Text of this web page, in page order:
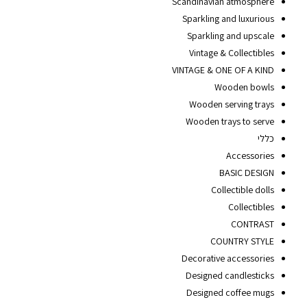
Sparkling and luxurious
Sparkling and upscale
Vintage & Collectibles
VINTAGE & ONE OF A KIND
Wooden bowls
Wooden serving trays
Wooden trays to serve
כללי
Accessories
BASIC DESIGN
Collectible dolls
Collectibles
CONTRAST
COUNTRY STYLE
Decorative accessories
Designed candlesticks
Designed coffee mugs